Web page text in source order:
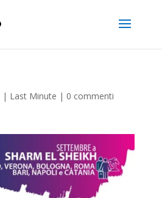
| Last Minute | 0 commenti